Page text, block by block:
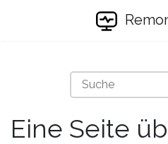
Eine Seite